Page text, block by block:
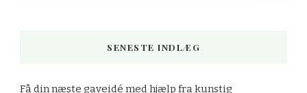
SENESTE INDLÆG
Få din næste gaveidé med hjælp fra kunstig